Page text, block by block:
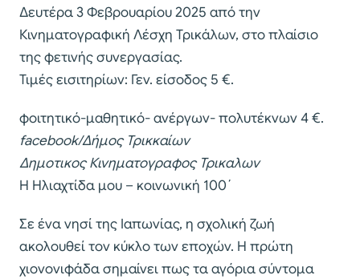
Δευτέρα 3 Φεβρουαρίου 2025 από την
Κινηματογραφική Λέσχη Τρικάλων, στο πλαίσιο
της φετινής συνεργασίας.
Τιμές εισιτηρίων: Γεν. είσοδος 5 €.
φοιτητικό-μαθητικό- ανέργων- πολυτέκνων 4 €.
facebook/Δήμος Τρικκαίων
Δημοτικος Κινηματογραφος Τρικαλων
Η Ηλιαχτίδα μου – κοινωνική 100΄
Σε ένα νησί της Ιαπωνίας, η σχολική ζωή
ακολουθεί τον κύκλο των εποχών. Η πρώτη
χιονονιφάδα σημαίνει πως τα αγόρια σύντομα